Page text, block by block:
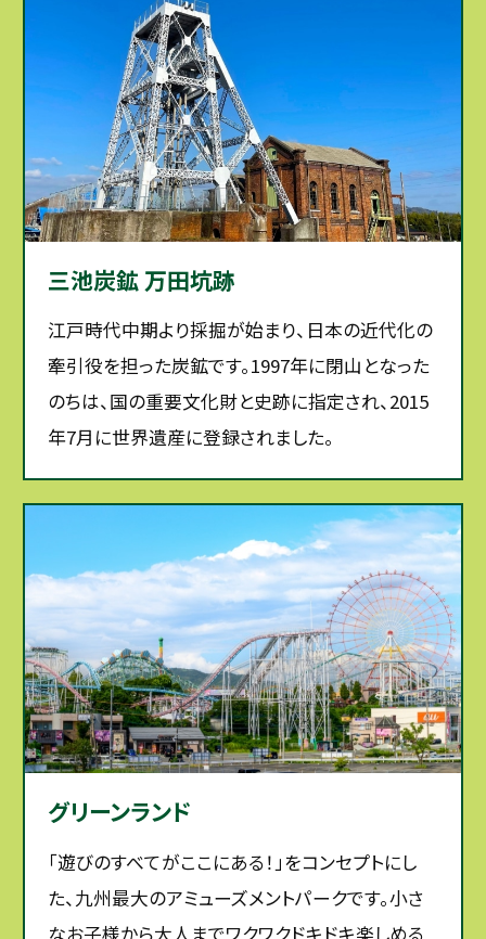
三池炭鉱 万田坑跡
江戸時代中期より採掘が始まり、日本の近代化の
牽引役を担った炭鉱です。1997年に閉山となった
のちは、国の重要文化財と史跡に指定され、2015
年7月に世界遺産に登録されました。
グリーンランド
「遊びのすべてがここにある！」をコンセプトにし
た、九州最大のアミューズメントパークです。小さ
なお子様から大人までワクワクドキドキ楽しめる